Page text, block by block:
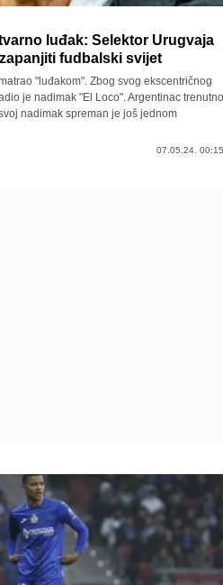
luđak: Selektor Urugvaja
fudbalski svijet
"luđakom". Zbog svog ekscentričnog
je nadimak "El Loco". Argentinac trenutno
nadimak spreman je još jednom
07.05.24. 00:15